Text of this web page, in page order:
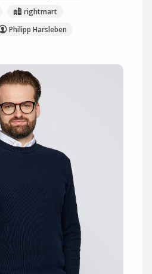
rightmart
Philipp Harsleben